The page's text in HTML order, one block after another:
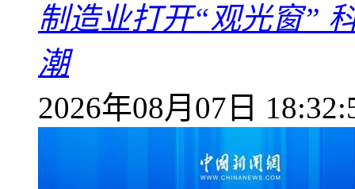
制造业打开“观光窗”
潮
2026年08月07日